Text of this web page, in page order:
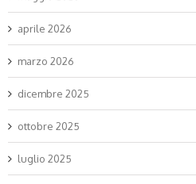
aprile 2026
marzo 2026
dicembre 2025
ottobre 2025
luglio 2025